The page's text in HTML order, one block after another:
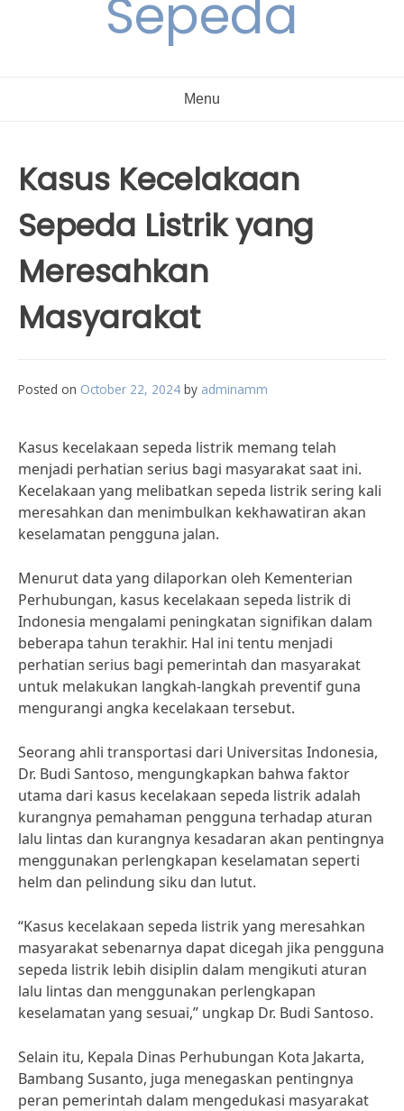
Sepeda
Menu
Kasus Kecelakaan
Sepeda Listrik yang
Meresahkan
Masyarakat
Posted on October 22, 2024 by adminamm
Kasus kecelakaan sepeda listrik memang telah
menjadi perhatian serius bagi masyarakat saat ini.
Kecelakaan yang melibatkan sepeda listrik sering kali
meresahkan dan menimbulkan kekhawatiran akan
keselamatan pengguna jalan.
Menurut data yang dilaporkan oleh Kementerian
Perhubungan, kasus kecelakaan sepeda listrik di
Indonesia mengalami peningkatan signifikan dalam
beberapa tahun terakhir. Hal ini tentu menjadi
perhatian serius bagi pemerintah dan masyarakat
untuk melakukan langkah-langkah preventif guna
mengurangi angka kecelakaan tersebut.
Seorang ahli transportasi dari Universitas Indonesia,
Dr. Budi Santoso, mengungkapkan bahwa faktor
utama dari kasus kecelakaan sepeda listrik adalah
kurangnya pemahaman pengguna terhadap aturan
lalu lintas dan kurangnya kesadaran akan pentingnya
menggunakan perlengkapan keselamatan seperti
helm dan pelindung siku dan lutut.
“Kasus kecelakaan sepeda listrik yang meresahkan
masyarakat sebenarnya dapat dicegah jika pengguna
sepeda listrik lebih disiplin dalam mengikuti aturan
lalu lintas dan menggunakan perlengkapan
keselamatan yang sesuai,” ungkap Dr. Budi Santoso.
Selain itu, Kepala Dinas Perhubungan Kota Jakarta,
Bambang Susanto, juga menegaskan pentingnya
peran pemerintah dalam mengedukasi masyarakat